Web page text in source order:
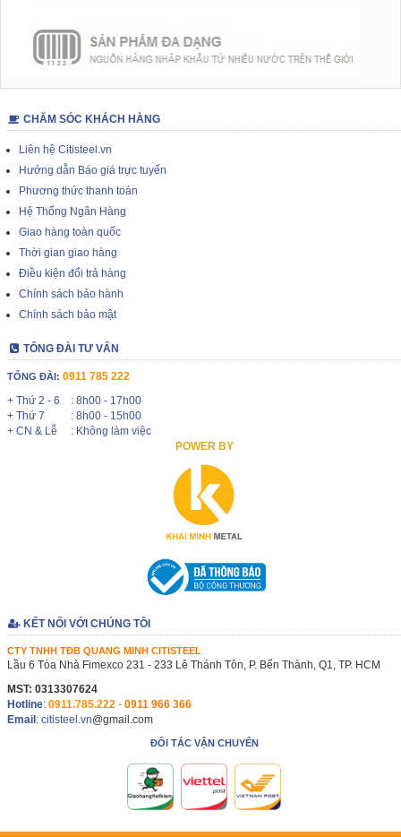
CHĂM SÓC KHÁCH HÀNG
Liên hệ Citisteel.vn
Hướng dẫn Báo giá trực tuyến
Phương thức thanh toán
Hệ Thống Ngân Hàng
Giao hàng toàn quốc
Thời gian giao hàng
Điều kiện đổi trả hàng
Chính sách bảo hành
Chính sách bảo mật
TỔNG ĐÀI TƯ VẤN
TỔNG ĐÀI: 0911 785 222
+ Thứ 2 - 6
: 8h00 - 17h00
+ Thứ 7
: 8h00 - 15h00
+ CN & Lễ
: Không làm việc
POWER BY
KẾT NỐI VỚI CHÚNG TÔI
CTY TNHH TĐB QUANG MINH CITISTEEL
Lầu 6 Tòa Nhà Fimexco 231 - 233 Lê Thánh Tôn, P. Bến Thành, Q1, TP. HCM
MST: 0313307624
Hotline: 0911.785.222 - 0911 966 366
Email: citisteel.vn@gmail.com
ĐỐI TÁC VẬN CHUYỂN